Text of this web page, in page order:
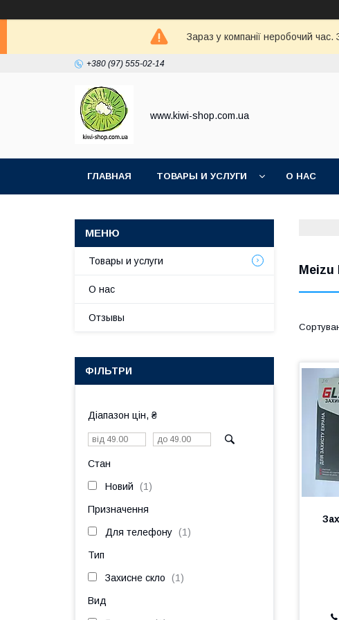
Зараз у компанії неробочий
+380 (97) 555-02-14
www.kiwi-shop.com.ua
ГЛАВНАЯ ТОВАРЫ И УСЛУГИ О НАС
Meizu
Товары и услуги
О нас
Отзывы
ФІЛЬТРИ
Діапазон цін, ₴
Стан
Новий 1
Призначення
Для телефону 1
Тип
Захисне скло 1
Вид